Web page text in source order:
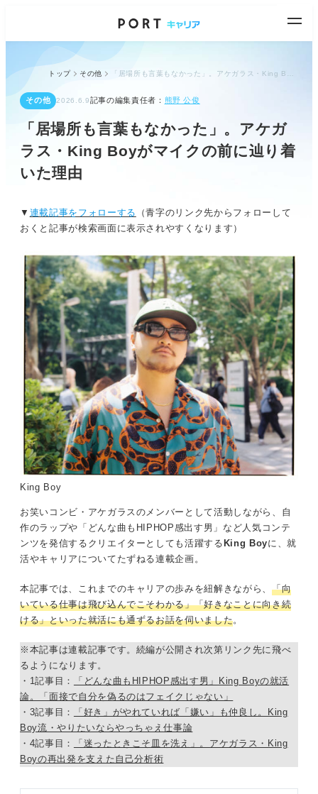
トップ その他
その他 2026.6.9記事の編集責任者： 熊野 公俊
「居場所も言葉もなかった」。アケガ
ラス・King Boyがマイクの前に辿り着
いた理由
▼ 連載記事をフォローする
（青字のリンク先からフォローして
おくと記事が検索画面に表示されやすくなります）
King Boy
お笑いコンビ・アケガラスのメンバーとして活動しながら、自
作のラップや「どんな曲もHIPHOP感出す男」など人気コンテ
ンツを発信するクリエイターとしても活躍する King Boyに、就
活やキャリアについてたずねる連載企画。
本記事では、これまでのキャリアの歩みを紐解きながら、 「向
いている仕事は飛び込んでこそわかる」「好きなことに向き続
ける」といった就活にも通ずるお話を伺いました。
※本記事は連載記事です。続編が公開され次第リンク先に飛べ
るようになります。
・1記事目：
「どんな曲もHIPHOP感出す男」King Boyの就活
論。「面接で自分を偽るのはフェイクじゃない」
・3記事目：
「好き」がやれていれば「嫌い」も仲良し。King
Boy流・やりたいならやっちゃえ仕事論
・4記事目：
「迷ったときこそ皿を洗え」。アケガラス・King
Boyの再出発を支えた自己分析術